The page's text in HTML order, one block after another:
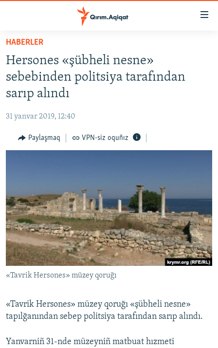
Esas
qaytmaq
Baş
navigatsiyağa
qaytmaq
Qıdıruvğa
qaytmaq
SİYASET
İQTİSADİYAT
MEDENİYET
İNSAN AQLARI
BLOGLAR
FİKİR
Русский
Українською
QOŞULIÑIZ!
RFE/RS bütün saytları
HABERLER
Hersones «şübheli nesne»
sebebinden politsiya tarafından
sarıp alındı
31 yanvar 2019, 12:40
Paylaşmaq VPN-siz oquñız
«Tavrik Hersones» müzey qoruğı
«Tavrik Hersones» müzey qoruğı «şübheli nesne»
tapılğanından sebep politsiya tarafından sarıp alındı.
Yanvarniñ 31-nde müzeyniñ matbuat hızmeti